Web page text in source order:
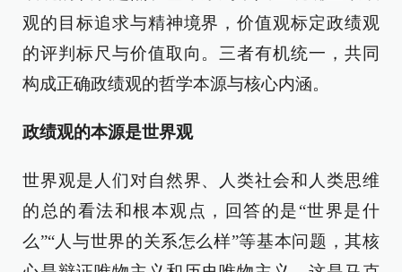
观的目标追求与精神境界，价值观标定政绩观
的评判标尺与价值取向。三者有机统一，共同
构成正确政绩观的哲学本源与核心内涵。
政绩观的本源是世界观
世界观是人们对自然界、人类社会和人类思维
的总的看法和根本观点，回答的是“世界是什
么”“人与世界的关系怎么样”等基本问题，其核